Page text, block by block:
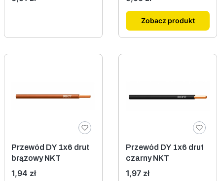
Zobacz produkt
Przewód DY 1x6 drut
brązowy NKT
Cena
1,94 zł
Przewód DY 1x6 drut
czarny NKT
Cena
1,97 zł